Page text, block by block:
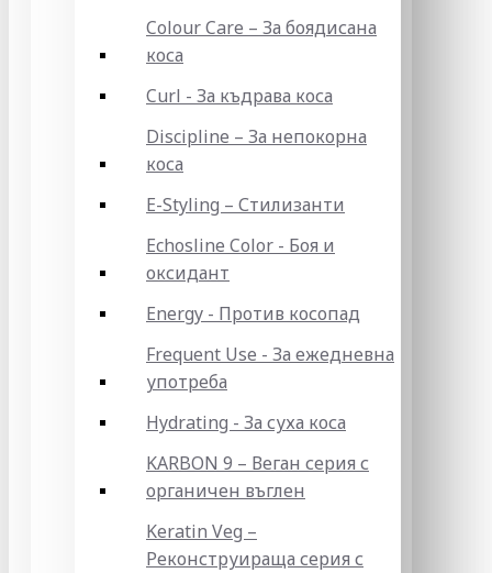
Colour Care – За боядисана
коса
Curl - За къдрава коса
Discipline – За непокорна
коса
E-Styling – Стилизанти
Echosline Color - Боя и
оксидант
Energy - Против косопад
Frequent Use - За ежедневна
употреба
Hydrating - За суха коса
KARBON 9 – Веган серия с
органичен въглен
Keratin Veg –
Реконструираща серия с